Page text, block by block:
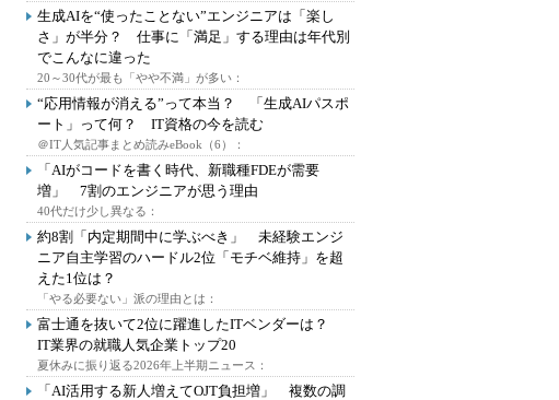
生成AIを“使ったことない”エンジニアは「楽し
さ」が半分？ 仕事に「満足」する理由は年代別
でこんなに違った
20～30代が最も「やや不満」が多い：
“応用情報が消える”って本当？ 「生成AIパスポ
ート」って何？ IT資格の今を読む
＠IT人気記事まとめ読みeBook（6）：
「AIがコードを書く時代、新職種FDEが需要
増」 7割のエンジニアが思う理由
40代だけ少し異なる：
約8割「内定期間中に学ぶべき」 未経験エンジ
ニア自主学習のハードル2位「モチベ維持」を超
えた1位は？
「やる必要ない」派の理由とは：
富士通を抜いて2位に躍進したITベンダーは？
IT業界の就職人気企業トップ20
夏休みに振り返る2026年上半期ニュース：
「AI活用する新人増えてOJT負担増」 複数の調